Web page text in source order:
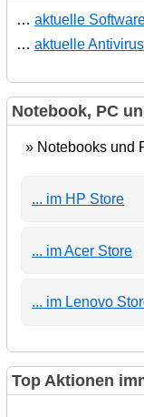
… aktuelle
… aktuelle
Notebook, PC
» Notebooks und
... im HP Store
... im Acer Store
... im Lenovo
Top Aktionen